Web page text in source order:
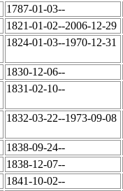
1787-01-03--
1821-01-02--2006-12-29
1824-01-03--1970-12-31
1830-12-06--
1831-02-10--
1832-03-22--1973-09-08
1838-09-24--
1838-12-07--
1841-10-02--